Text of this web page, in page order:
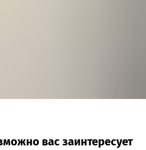
вас заинтересует